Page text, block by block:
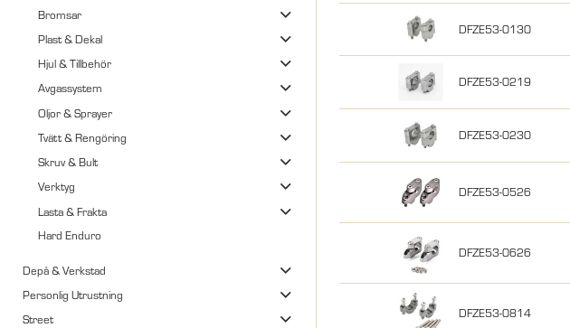
Bromsar
Plast & Dekal
Hjul & Tillbehör
Avgassystem
Oljor & Sprayer
Tvätt & Rengöring
Skruv & Bult
Verktyg
Lasta & Frakta
Hard Enduro
Depå & Verkstad
Personlig Utrustning
Street
DFZE53-0130
DFZE53-0219
DFZE53-0230
DFZE53-0526
DFZE53-0626
DFZE53-0814